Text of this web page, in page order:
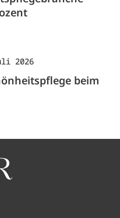
2026
beim